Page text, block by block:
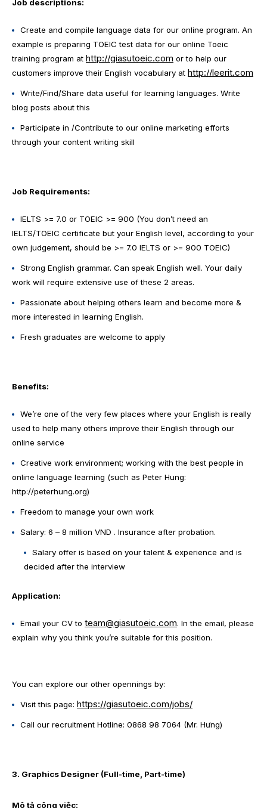
Job descriptions:
Create and compile language data for our online program. An
example is preparing TOEIC test data for our online Toeic
training program at http://giasutoeic.com or to help our
customers improve their English vocabulary at http://leerit.com
Write/Find/Share data useful for learning languages. Write
blog posts about this
Participate in /Contribute to our online marketing efforts
through your content writing skill
Job Requirements:
IELTS >= 7.0 or TOEIC >= 900 (You don’t need an
IELTS/TOEIC certificate but your English level, according to your
own judgement, should be >= 7.0 IELTS or >= 900 TOEIC)
Strong English grammar. Can speak English well. Your daily
work will require extensive use of these 2 areas.
Passionate about helping others learn and become more &
more interested in learning English.
Fresh graduates are welcome to apply
Benefits:
We’re one of the very few places where your English is really
used to help many others improve their English through our
online service
Creative work environment; working with the best people in
online language learning (such as Peter Hung:
http://peterhung.org)
Freedom to manage your own work
Salary: 6 – 8 million VND . Insurance after probation.
Salary offer is based on your talent & experience and is
decided after the interview
Application:
Email your CV to team@giasutoeic.com. In the email, please
explain why you think you’re suitable for this position.
You can explore our other opennings by:
Visit this page: https://giasutoeic.com/jobs/
Call our recruitment Hotline: 0868 98 7064 (Mr. Hưng)
3. Graphics Designer (Full-time, Part-time)
Mô tả công việc: